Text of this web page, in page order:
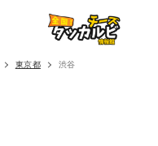
東京都 渋谷